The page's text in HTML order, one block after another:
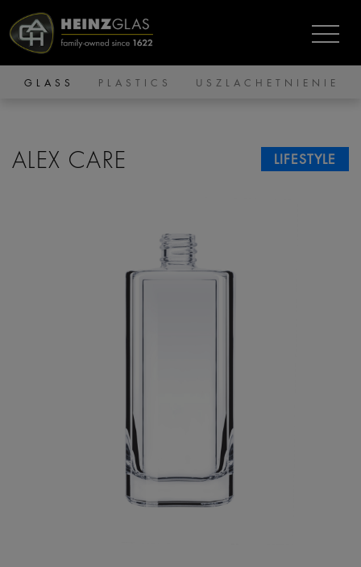
GLASS PLASTICS USZLACHETNIENIE
LIFESTYLE
ALEX CARE